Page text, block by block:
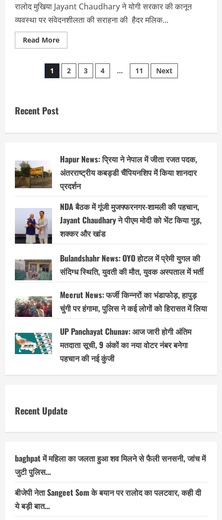
रालोद मुखिया Jayant Chaudhary ने योगी सरकार की कानून
व्यवस्था पर संवेदनशीलता की सराहना की हैदर मलिक...
Read MoreRead
more
Chaudhary
सीएम
Posts
1 2 3 4 … 11 Next
Recent Post
Hapur News: प्रिया ने नेपाल में जीता रजत पदक,
अंतरराष्ट्रीय कबड्डी चैंपियनशिप में किया शानदार
प्रदर्शन
NDA बैठक में गूंजी मुजफ्फरनगर-शामली की पहचान,
Jayant Chaudhary ने पीएम मोदी को भेंट किया गुड़,
शक्कर और खांड
Bulandshahr News: OYO होटल में प्रेमी युगल की
संदिग्ध स्थिति, युवती की मौत, युवक अस्पताल में भर्ती
Meerut News: फर्जी किन्नरों का भंडाफोड़, हापुड़
चुंगी पर हंगामा, पुलिस ने कई लोगों को हिरासत में लिया
UP Panchayat Chunav: आज जारी होगी अंतिम
मतदाता सूची, 9 अंकों का नया वोटर नंबर बनेगा
पहचान की नई कुंजी
Recent Update
baghpat में महिला का जलता हुआ शव मिलने से फैली सनसनी, जांच में
जुटी पुलिस…
बीजेपी नेता Sangeet Som के बयान पर रालोद का पलटवार, कही दी
ये बड़ी बात…